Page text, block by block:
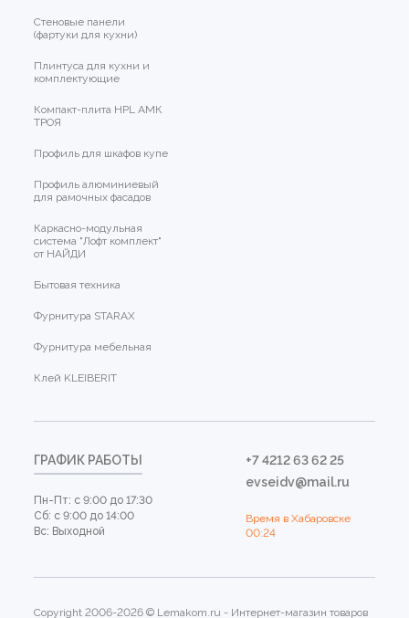
Стеновые панели
(фартуки для кухни)
Плинтуса для кухни и
комплектующие
Компакт-плита HPL АМК
ТРОЯ
Профиль для шкафов купе
Профиль алюминиевый
для рамочных фасадов
Каркасно-модульная
система "Лофт комплект"
от НАЙДИ
Бытовая техника
Фурнитура STARAX
Фурнитура мебельная
Клей KLEIBERIT
ГРАФИК РАБОТЫ
Пн-Пт: с 9:00 до 17:30
Сб: с 9:00 до 14:00
Вс: Выходной
+7 4212 63 62 25
evseidv@mail.ru
Время в Хабаровске
00:24
Copyright 2006-2026 © Lemakom.ru - Интернет-магазин товаров